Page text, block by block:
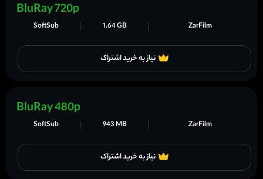
نیاز به خرید اشتراک
ZarFilm
1.64 GB
SoftSub
BluRay 720p
نیاز به خرید اشتراک
ZarFilm
943 MB
SoftSub
BluRay 480p